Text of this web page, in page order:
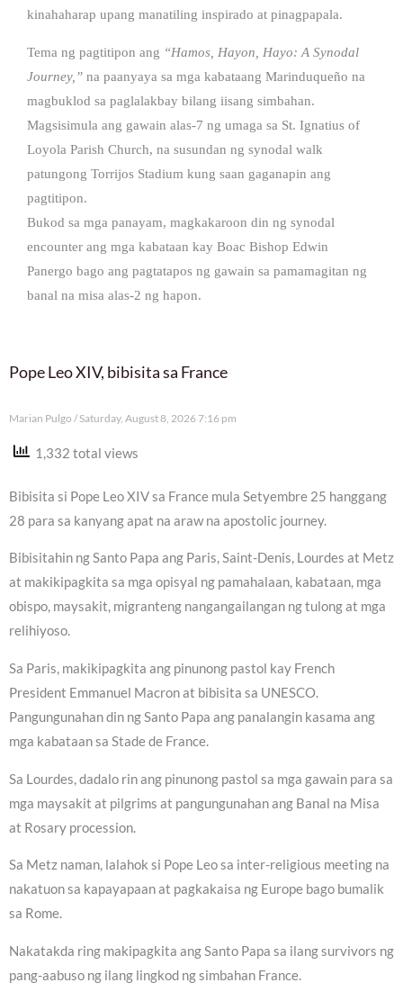
kinahaharap upang manatiling inspirado at pinagpapala.
Tema ng pagtitipon ang “Hamos, Hayon, Hayo: A Synodal
Journey,” na paanyaya sa mga kabataang Marinduqueño na
magbuklod sa paglalakbay bilang iisang simbahan.
Magsisimula ang gawain alas-7 ng umaga sa St. Ignatius of
Loyola Parish Church, na susundan ng synodal walk
patungong Torrijos Stadium kung saan gaganapin ang
pagtitipon.
Bukod sa mga panayam, magkakaroon din ng synodal
encounter ang mga kabataan kay Boac Bishop Edwin
Panergo bago ang pagtatapos ng gawain sa pamamagitan ng
banal na misa alas-2 ng hapon.
Pope Leo XIV, bibisita sa France
Marian Pulgo Saturday, August 8, 2026 7:16 pm
1,332 total views
Bibisita si Pope Leo XIV sa France mula Setyembre 25 hanggang
28 para sa kanyang apat na araw na apostolic journey.
Bibisitahin ng Santo Papa ang Paris, Saint-Denis, Lourdes at Metz
at makikipagkita sa mga opisyal ng pamahalaan, kabataan, mga
obispo, maysakit, migranteng nangangailangan ng tulong at mga
relihiyoso.
Sa Paris, makikipagkita ang pinunong pastol kay French
President Emmanuel Macron at bibisita sa UNESCO.
Pangungunahan din ng Santo Papa ang panalangin kasama ang
mga kabataan sa Stade de France.
Sa Lourdes, dadalo rin ang pinunong pastol sa mga gawain para sa
mga maysakit at pilgrims at pangungunahan ang Banal na Misa
at Rosary procession.
Sa Metz naman, lalahok si Pope Leo sa inter-religious meeting na
nakatuon sa kapayapaan at pagkakaisa ng Europe bago bumalik
sa Rome.
Nakatakda ring makipagkita ang Santo Papa sa ilang survivors ng
pang-aabuso ng ilang lingkod ng simbahan France.